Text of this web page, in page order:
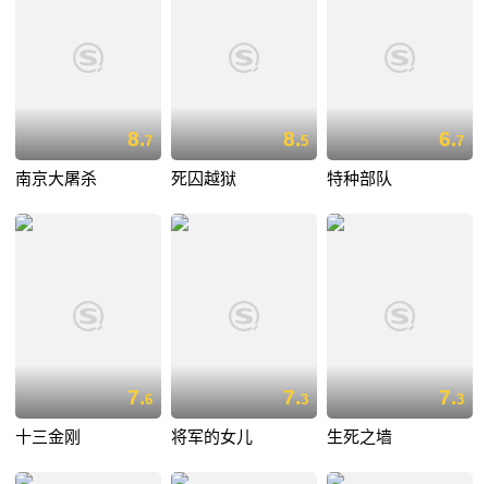
8.7
南京大屠杀
8.5
死囚越狱
6.7
特种部队
7.6
十三金刚
7.3
将军的女儿
7.3
生死之墙